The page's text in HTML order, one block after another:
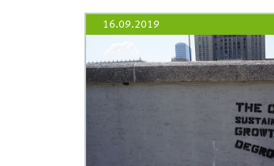
16.09.2019